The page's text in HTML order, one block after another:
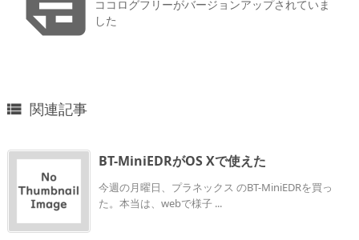
ココログフリーがバージョンアップされていま
した
 関連記事
BT-MiniEDRがOS Xで使えた
今週の月曜日、プラネックス のBT-MiniEDRを買っ
た。本当は、webで様子 ...